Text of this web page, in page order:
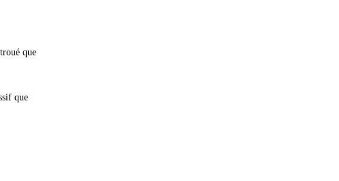
que
que